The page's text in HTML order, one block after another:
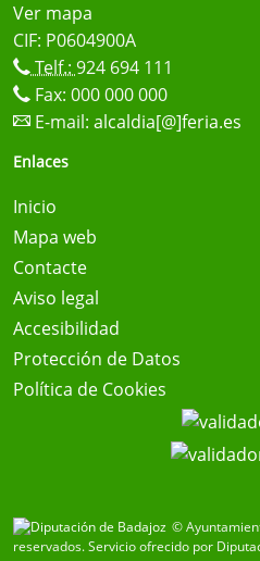
Ver mapa
CIF: P0604900A
Telf.: 924 694 111
Fax: 000 000 000
E-mail: alcaldia[@]feria.es
Enlaces
Inicio
Mapa web
Contacte
Aviso legal
Accesibilidad
Protección de Datos
Política de Cookies
©
reservados.Servicio ofrecido por